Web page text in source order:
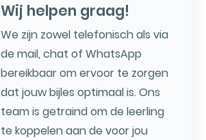
Wij helpen graag!
We zijn zowel telefonisch als via
de mail, chat of WhatsApp
bereikbaar om ervoor te zorgen
dat jouw bijles optimaal is. Ons
team is getraind om de leerling
te koppelen aan de voor jou